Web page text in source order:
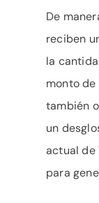
De
reciben
la
monto de
también
un
actual de
para